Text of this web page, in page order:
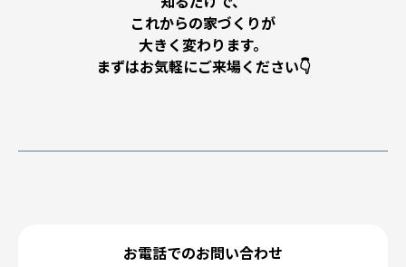
これからの家づくりが
大きく変わります。
まずはお気軽にご来場ください👇
お電話でのお問い合わせ